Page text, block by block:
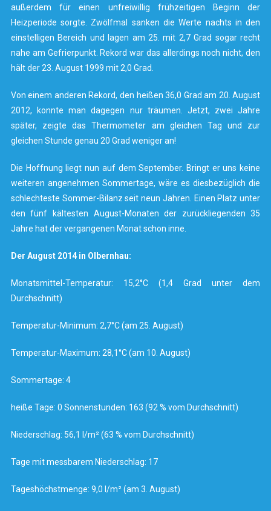
außerdem für einen unfreiwillig frühzeitigen Beginn der
Heizperiode sorgte. Zwölfmal sanken die Werte nachts in den
einstelligen Bereich und lagen am 25. mit 2,7 Grad sogar recht
nahe am Gefrierpunkt. Rekord war das allerdings noch nicht, den
hält der 23. August 1999 mit 2,0 Grad.
Von einem anderen Rekord, den heißen 36,0 Grad am 20. August
2012, konnte man dagegen nur träumen. Jetzt, zwei Jahre
später, zeigte das Thermometer am gleichen Tag und zur
gleichen Stunde genau 20 Grad weniger an!
Die Hoffnung liegt nun auf dem September. Bringt er uns keine
weiteren angenehmen Sommertage, wäre es diesbezüglich die
schlechteste Sommer-Bilanz seit neun Jahren. Einen Platz unter
den fünf kältesten August-Monaten der zurückliegenden 35
Jahre hat der vergangenen Monat schon inne.
Der August 2014 in Olbernhau:
Monatsmittel-Temperatur: 15,2°C (1,4 Grad unter dem
Durchschnitt)
Temperatur-Minimum: 2,7°C (am 25. August)
Temperatur-Maximum: 28,1°C (am 10. August)
Sommertage: 4
heiße Tage: 0 Sonnenstunden: 163 (92 % vom Durchschnitt)
Niederschlag: 56,1 l/m² (63 % vom Durchschnitt)
Tage mit messbarem Niederschlag: 17
Tageshöchstmenge: 9,0 l/m² (am 3. August)